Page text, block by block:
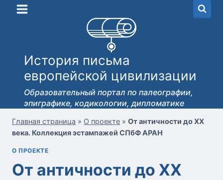
Перейти
История письма
европейской цивилизации
Образовательный портал по палеографии,
эпиграфике, кодикологии, дипломатике
Главная страница » О проекте » От античности до ХХ
века. Коллекция эстампажей СПбФ АРАН
О ПРОЕКТЕ
От античности до ХХ